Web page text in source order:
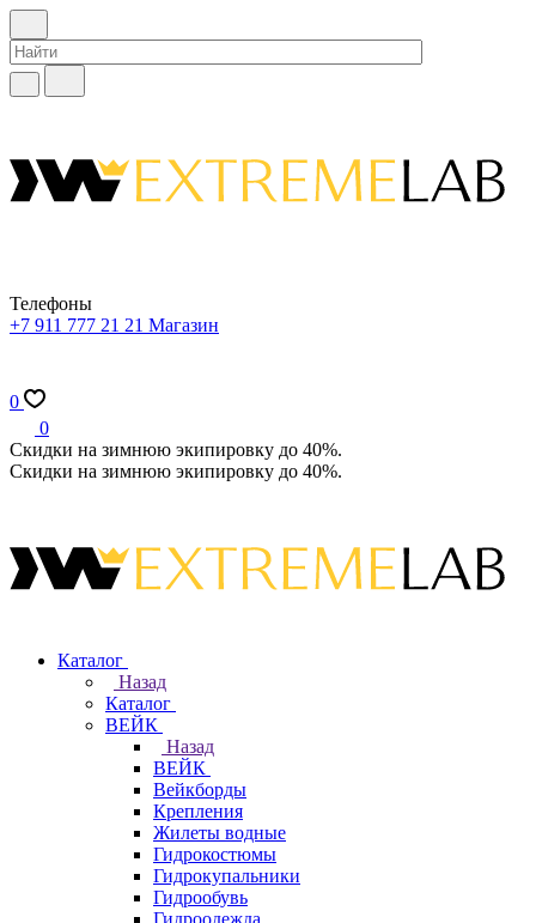
Телефоны
+7 911 777 21 21 Магазин
0
0
Скидки на зимнюю экипировку до 40%.
Скидки на зимнюю экипировку до 40%.
Каталог
Назад
Каталог
ВЕЙК
Назад
ВЕЙК
Вейкборды
Крепления
Жилеты водные
Гидрокостюмы
Гидрокупальники
Гидрообувь
Гидроодежда